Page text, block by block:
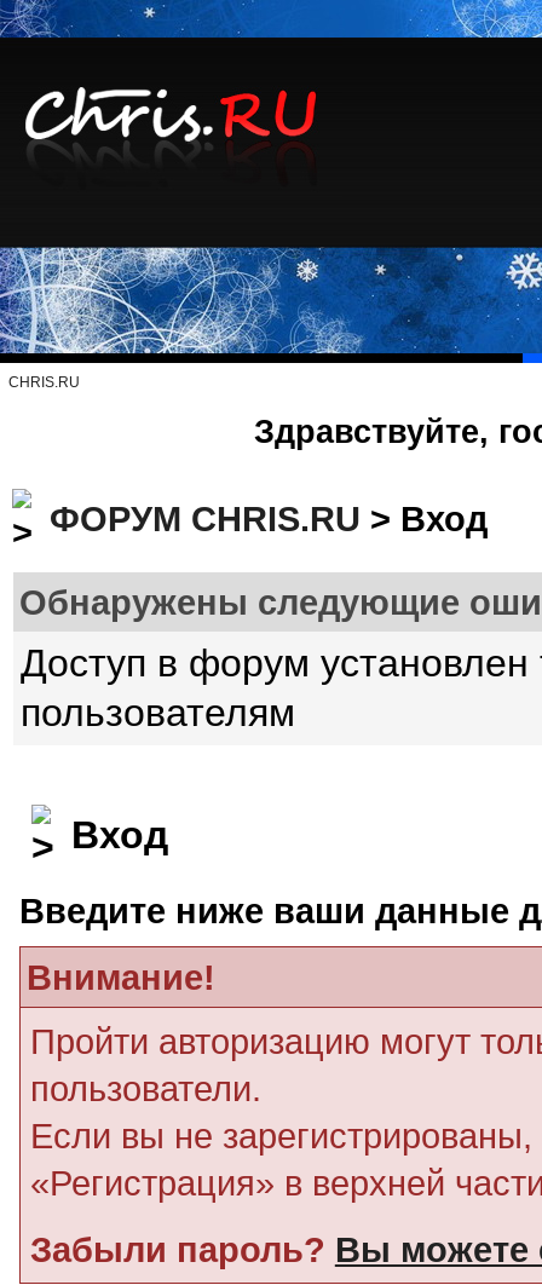
CHRIS.RU
Здравствуйте,
ФОРУМ CHRIS.RU > Вход
Обнаружены следующие
Доступ в форум
пользователям
Вход
Введите ниже ваши данные
Внимание!
Пройти авторизацию могут
пользователи.
Если вы не
«Регистрация» в верхней
Забыли пароль? Вы можете